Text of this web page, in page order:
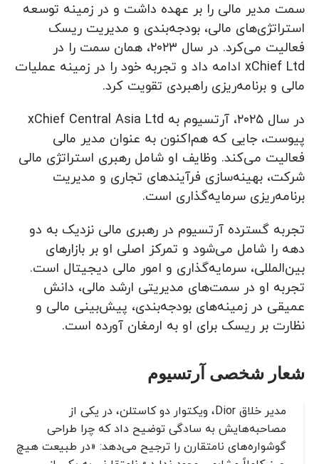
سمت مدیر مالی را بر عهده داشت و در زمینه توسعه
استراتژی‌های مالی، بودجه‌بندی و مدیریت ریسک
فعالیت می‌کرد. در سال ۲۰۲۳، همان سمت را در
xChief Ltd ادامه داد و تجربه خود را در زمینه عملیات
مالی و برنامه‌ریزی راهبردی تقویت کرد.
در سال ۲۰۲۵، آرتسیوم به xChief Central Asia Ltd
پیوست، جایی که هم‌اکنون به عنوان مدیر مالی
فعالیت می‌کند. وظایف او شامل رهبری استراتژی مالی
شرکت، بهینه‌سازی فرآیندهای تجاری و مدیریت
برنامه‌ریزی سرمایه‌گذاری است.
تجربه گسترده آرتسیوم در رهبری مالی نزدیک به دو
دهه را شامل می‌شود و تمرکز اصلی او بر بازارهای
بین‌المللی، سرمایه‌گذاری و امور مالی دیجیتال است.
تجربه او در سمت‌های مدیریتی ارشد مالی، دانش
عمیقی در زمینه‌های بودجه‌بندی، پیش‌بینی مالی و
نظارت بر ریسک برای او به ارمغان آورده است.
شعار شخصی آرتسیوم
مدیر خلاق Dior، ویکتوار دو کاستلن، در یکی از
مصاحبه‌هایش به سادگی توضیح داد که چرا طراحی
گوشواره‌های نامتقارن را ترجیح می‌دهد: «در طبیعت هیچ